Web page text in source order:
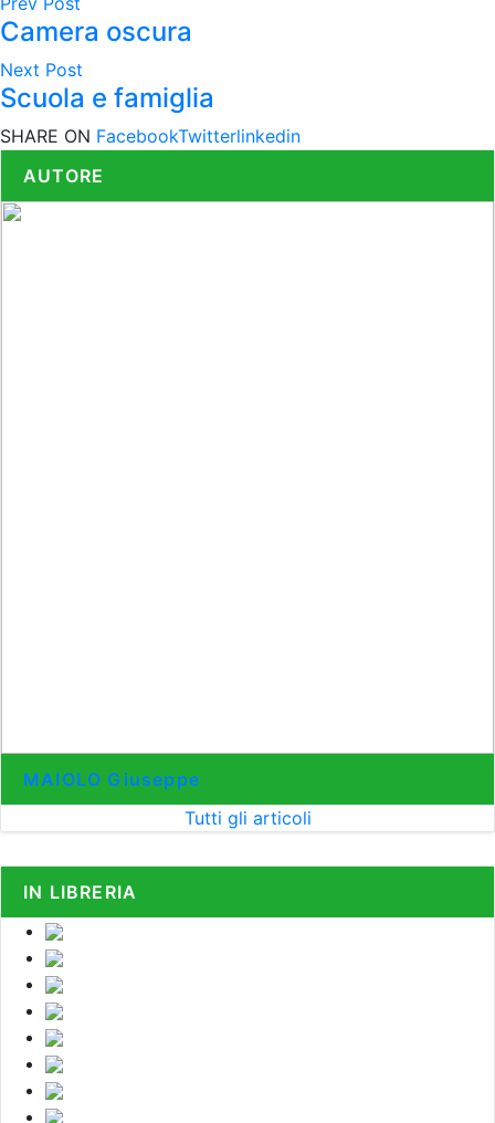
Print
Camera oscura
Next Post
Scuola e famiglia
SHARE ON FacebookTwitterlinkedin
AUTORE
MAIOLO Giuseppe
Tutti gli articoli
IN LIBRERIA